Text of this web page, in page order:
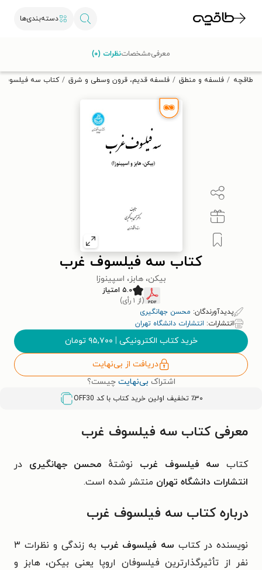
دسته‌بندی‌ها
تخفیف از طاقچه دریافت کن.
طاقچه فلسفه و منطق فلسفه قدیم، قرون وسطی و شرق کتاب سه فیلسوف
کتاب سه فیلسوف غرب
بیکن، هابز، اسپینوزا
۵.۰ امتیاز
(از ۱ رأی)
پدیدآورندگان: محسن جهانگیری
انتشارات: انتشارات دانشگاه تهران
خرید کتاب الکترونیکی | ۹۵,۷۰۰ تومان
دریافت از بی‌نهایت
اشتراک بی‌نهایت چیست؟
٪۳۰ تخفیف اولین خرید کتاب با کد OFF30
معرفیمشخصاتنظرات (۰)
معرفی کتاب سه فیلسوف غرب
کتاب سه فیلسوف غرب نوشتهٔ محسن جهانگیری در
انتشارات دانشگاه تهران منتشر شده است.
درباره کتاب سه فیلسوف غرب
نویسنده در کتابسه فیلسوف غرب
به زندگی و نظرات ۳
نفر از تأثیرگذارترین فیلسوفان اروپا یعنی بیکن، هابز و